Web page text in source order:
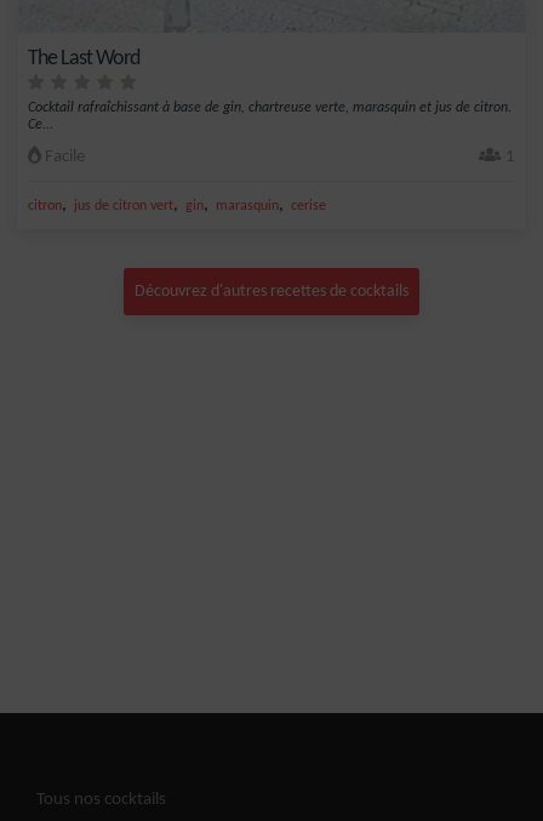
The Last Word
Cocktail rafraîchissant à base de gin, chartreuse verte, marasquin et jus de citron.
Ce...
Facile 1
citron, jus de citron vert, gin, marasquin, cerise
Découvrez d'autres recettes de cocktails
Tous nos cocktails